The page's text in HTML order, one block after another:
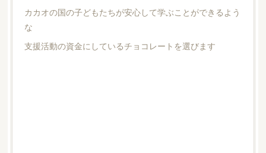
カカオの国の子どもたちが安心して学ぶことができるよう
な
支援活動の資金にしているチョコレートを選びます